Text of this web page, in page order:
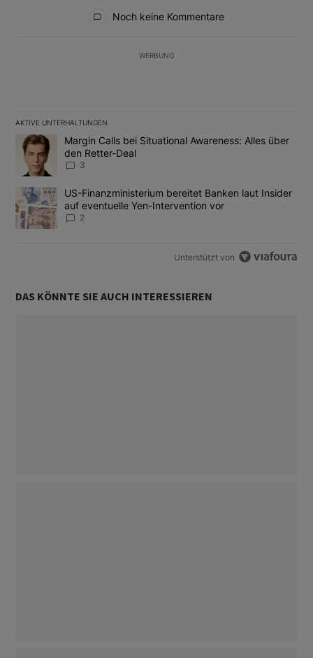
Noch keine Kommentare
WERBUNG
AKTIVE UNTERHALTUNGEN
Das Folgende ist eine Liste der am meisten kommentierten
Ein Trendartikel mit dem Titel "Margin Calls bei Situational
Margin Calls bei Situational Awareness: Alles über
den Retter-Deal
3
Ein Trendartikel mit dem Titel "US-Finanzministerium bereitet
US-Finanzministerium bereitet Banken laut Insider
auf eventuelle Yen-Intervention vor
2
Unterstützt von
DAS KÖNNTE SIE AUCH INTERESSIEREN